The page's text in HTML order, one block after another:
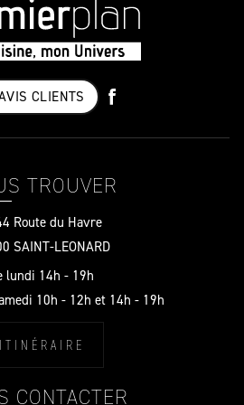
CLIENTS
TROUVER
Route du Havre
SAINT-LEONARD
lundi 14h - 19h
10h - 12h et 14h - 19h
ITINÉRAIRE
CONTACTER